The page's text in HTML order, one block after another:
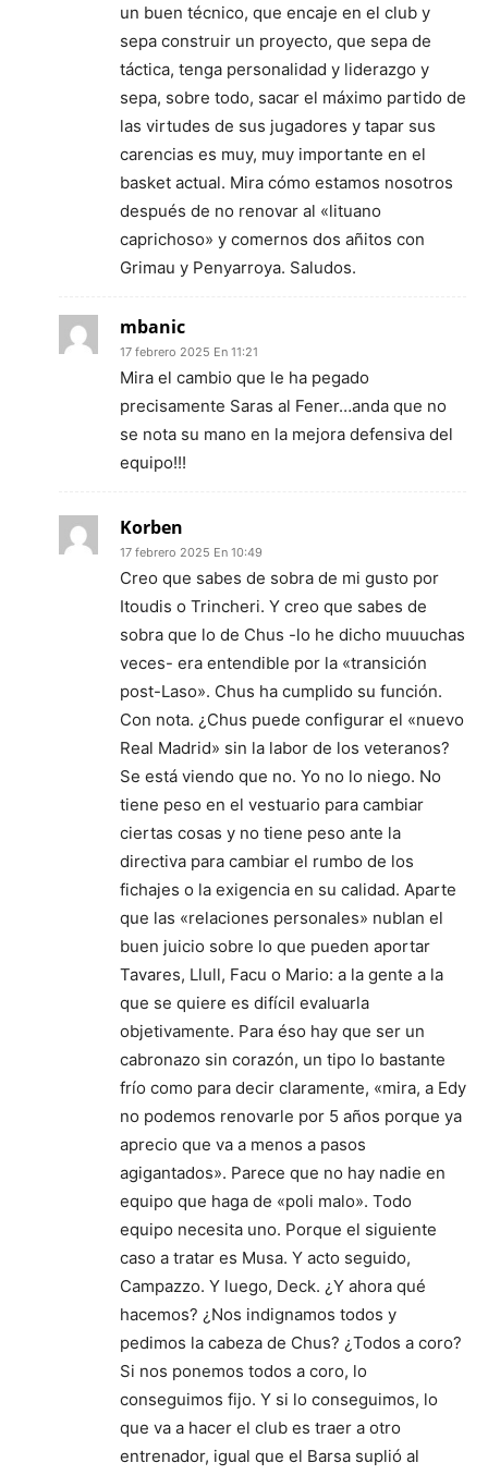
un buen técnico, que encaje en el club y
sepa construir un proyecto, que sepa de
táctica, tenga personalidad y liderazgo y
sepa, sobre todo, sacar el máximo partido de
las virtudes de sus jugadores y tapar sus
carencias es muy, muy importante en el
basket actual. Mira cómo estamos nosotros
después de no renovar al «lituano
caprichoso» y comernos dos añitos con
Grimau y Penyarroya. Saludos.
mbanic
17 febrero 2025 En 11:21
Mira el cambio que le ha pegado
precisamente Saras al Fener…anda que no
se nota su mano en la mejora defensiva del
equipo!!!
Korben
17 febrero 2025 En 10:49
Creo que sabes de sobra de mi gusto por
Itoudis o Trincheri. Y creo que sabes de
sobra que lo de Chus -lo he dicho muuuchas
veces- era entendible por la «transición
post-Laso». Chus ha cumplido su función.
Con nota. ¿Chus puede configurar el «nuevo
Real Madrid» sin la labor de los veteranos?
Se está viendo que no. Yo no lo niego. No
tiene peso en el vestuario para cambiar
ciertas cosas y no tiene peso ante la
directiva para cambiar el rumbo de los
fichajes o la exigencia en su calidad. Aparte
que las «relaciones personales» nublan el
buen juicio sobre lo que pueden aportar
Tavares, Llull, Facu o Mario: a la gente a la
que se quiere es difícil evaluarla
objetivamente. Para éso hay que ser un
cabronazo sin corazón, un tipo lo bastante
frío como para decir claramente, «mira, a Edy
no podemos renovarle por 5 años porque ya
aprecio que va a menos a pasos
agigantados». Parece que no hay nadie en
equipo que haga de «poli malo». Todo
equipo necesita uno. Porque el siguiente
caso a tratar es Musa. Y acto seguido,
Campazzo. Y luego, Deck. ¿Y ahora qué
hacemos? ¿Nos indignamos todos y
pedimos la cabeza de Chus? ¿Todos a coro?
Si nos ponemos todos a coro, lo
conseguimos fijo. Y si lo conseguimos, lo
que va a hacer el club es traer a otro
entrenador, igual que el Barsa suplió al